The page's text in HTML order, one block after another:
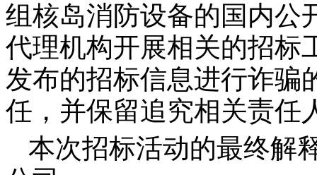
组核岛消防设备的国内公
代理机构开展相关的招标
发布的招标信息进行诈骗
任，并保留追究相关责任
本次招标活动的最终解